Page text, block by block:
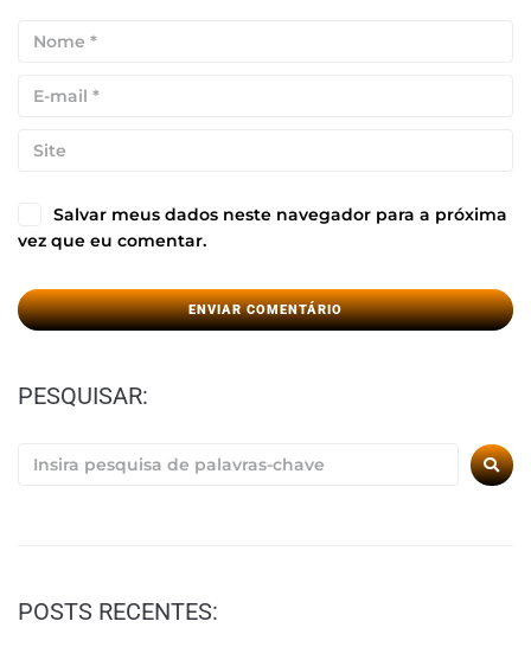
Salvar meus dados neste navegador para a próxima
vez que eu comentar.
PESQUISAR:
POSTS RECENTES: